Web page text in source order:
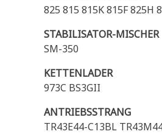
825 815 815K 815F 825H
STABILISATOR-MISCHER
SM-350
KETTENLADER
973C BS3GII
ANTRIEBSSTRANG
TR43E44-C13BL